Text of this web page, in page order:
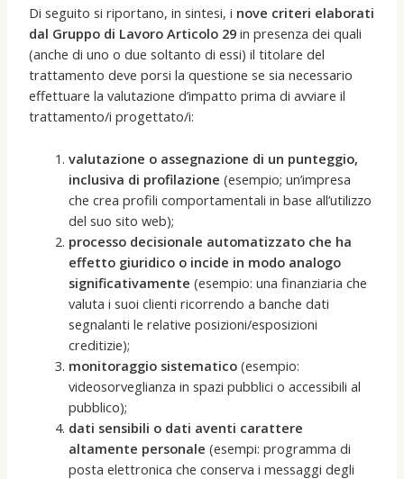
Di seguito si riportano, in sintesi, i nove criteri elaborati
dal Gruppo di Lavoro Articolo 29 in presenza dei quali
(anche di uno o due soltanto di essi) il titolare del
trattamento deve porsi la questione se sia necessario
effettuare la valutazione d’impatto prima di avviare il
trattamento/i progettato/i:
valutazione o assegnazione di un punteggio,
inclusiva di profilazione (esempio; un’impresa
che crea profili comportamentali in base all’utilizzo
del suo sito web);
processo decisionale automatizzato che ha
effetto giuridico o incide in modo analogo
significativamente(esempio: una finanziaria che
valuta i suoi clienti ricorrendo a banche dati
segnalanti le relative posizioni/esposizioni
creditizie);
monitoraggio sistematico (esempio:
videosorveglianza in spazi pubblici o accessibili al
pubblico);
dati sensibili o dati aventi carattere
altamente personale(esempi: programma di
posta elettronica che conserva i messaggi degli